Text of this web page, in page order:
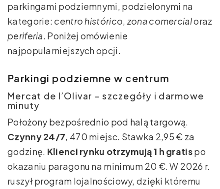
parkingami podziemnymi, podzielonymi na
kategorie: centro histórico, zona comercialoraz
periferia. Poniżej omówienie
najpopularniejszych opcji.
Parkingi podziemne w centrum
Mercat de l’Olivar – szczegóły i darmowe
minuty
Położony bezpośrednio pod halą targową.
Czynny 24/7, 470 miejsc. Stawka 2,95 € za
godzinę. Klienci rynku otrzymują 1 h gratispo
okazaniu paragonu na minimum 20 €. W 2026 r.
ruszył program lojalnościowy, dzięki któremu